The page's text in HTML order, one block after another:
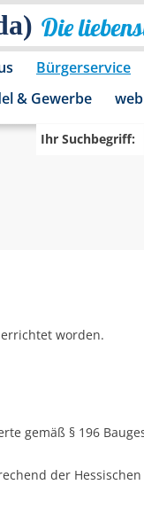
Die
Bürgerservice
& Gewerbe
Ihr Suchbegriff:
worden.
gemäß § 196
der